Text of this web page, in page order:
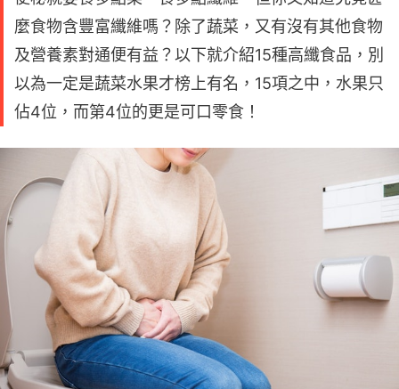
麼食物含豐富纖維嗎？除了蔬菜，又有沒有其他食物
及營養素對通便有益？以下就介紹15種高纖食品，別
以為一定是蔬菜水果才榜上有名，15項之中，水果只
佔4位，而第4位的更是可口零食！